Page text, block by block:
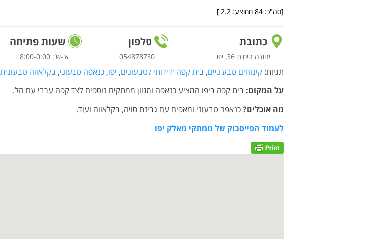
[סה"כ: 84 ממוצע: 2.2
]
כתובת
יהודה הימית 36, יפו
טלפון
054878780
שעות פתיחה
א'-ש': 8:00-0:00
תגיות: קינוחים טבעוניים, בית קפה ידידותי לטבעונים, יפו, כנאפה טבעוני, בקלאווה טבעונית
על המקום: בית קפה ביפו המציע כנאפה ומגוון ממתקים נוספים לצד קפה ערבי עם הל.
מה אוכלים?כנאפה טבעוני ומאפים עם גבינת סויה, בקלאווה ועוד.
לעמוד הפייסבוק של ממתקי מאלק יפו